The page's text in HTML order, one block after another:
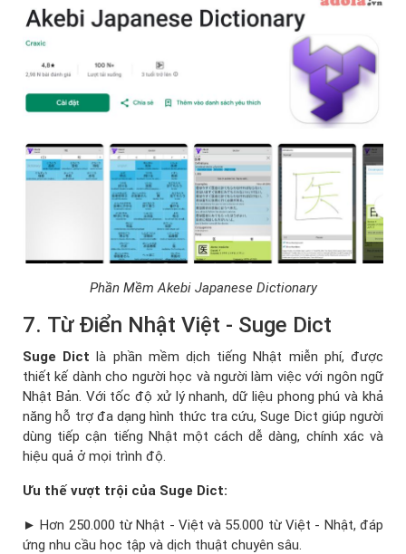
Phần Mềm Akebi Japanese Dictionary
7. Từ Điển Nhật Việt - Suge Dict
Suge Dict là phần mềm dịch tiếng Nhật miễn phí, được
thiết kế dành cho người học và người làm việc với ngôn ngữ
Nhật Bản. Với tốc độ xử lý nhanh, dữ liệu phong phú và khả
năng hỗ trợ đa dạng hình thức tra cứu, Suge Dict giúp người
dùng tiếp cận tiếng Nhật một cách dễ dàng, chính xác và
hiệu quả ở mọi trình độ.
Ưu thế vượt trội của Suge Dict:
► Hơn 250.000 từ Nhật - Việt và 55.000 từ Việt - Nhật, đáp
ứng nhu cầu học tập và dịch thuật chuyên sâu.